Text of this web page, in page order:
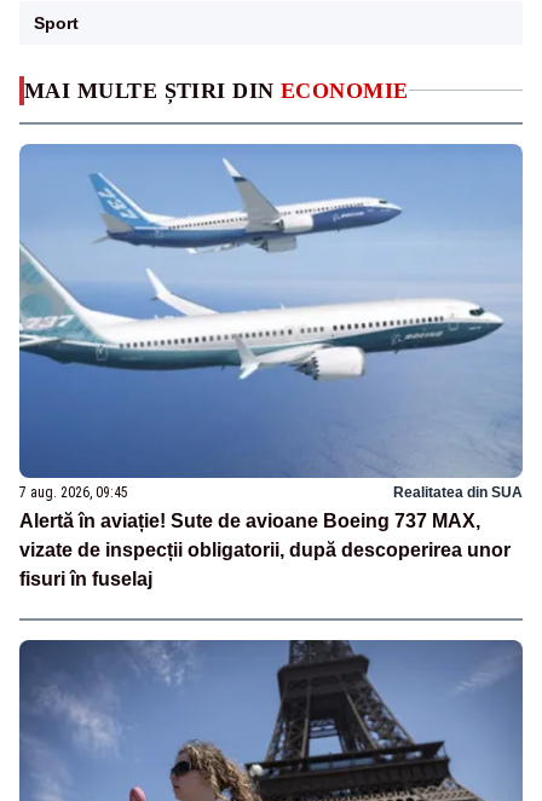
MAI MULTE ȘTIRI DIN ECONOMIE
7 aug. 2026, 09:45 Realitatea din SUA
Alertă în aviație! Sute de avioane Boeing 737 MAX,
vizate de inspecții obligatorii, după descoperirea unor
fisuri în fuselaj
Sport